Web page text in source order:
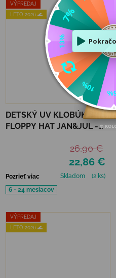
VÝPREDAJ
LETO 2026 🌊
–15 %
DETSKÝ UV KLOBÚK
FLOPPY HAT JAN&JUL -
22,86 €
26,90 €
Pozrieť viac Skladom
(2 ks)
6 - 24 mesiacov
VÝPREDAJ
LETO 2026 🌊